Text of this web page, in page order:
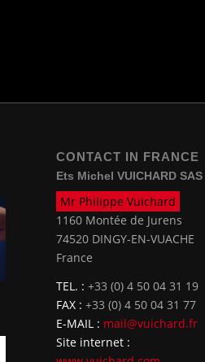
CONTACT IN FRANCE
Ets Michel VUICHARD SAS
Mr Philippe Vuichard
1160 Montée de Jurens
74520 DINGY-EN-VUACHE
France
TEL. : +33 (0) 4 50 04 31 19
FAX : +33 (0) 4 50 04 31 77
E-MAIL : mail@vuichard.fr
Site internet :